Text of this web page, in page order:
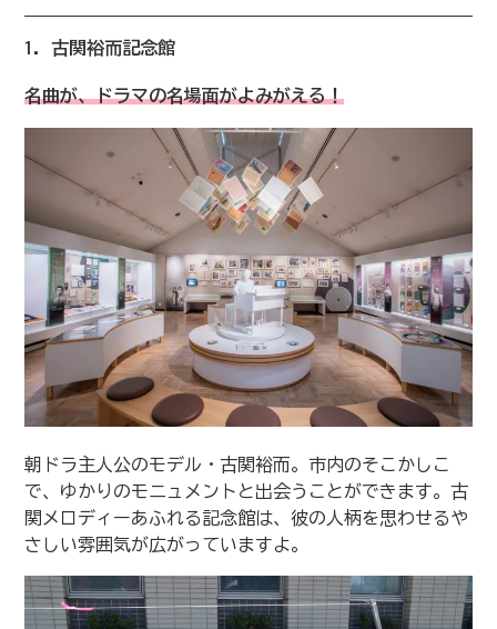
1. 古関裕而記念館
名曲が、ドラマの名場面がよみがえる！
朝ドラ主人公のモデル・古関裕而。市内のそこかしこ
で、ゆかりのモニュメントと出会うことができます。古
関メロディーあふれる記念館は、彼の人柄を思わせるや
さしい雰囲気が広がっていますよ。